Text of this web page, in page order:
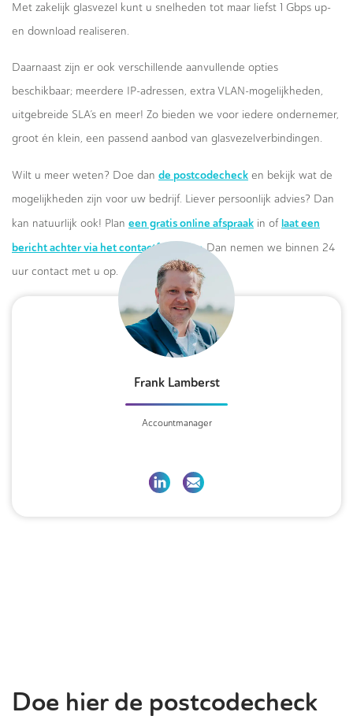
Met zakelijk glasvezel kunt u snelheden tot maar liefst 1 Gbps up-
en download realiseren.
Daarnaast zijn er ook verschillende aanvullende opties
beschikbaar; meerdere IP-adressen, extra VLAN-mogelijkheden,
uitgebreide SLA’s en meer! Zo bieden we voor iedere ondernemer,
groot én klein, een passend aanbod van glasvezelverbindingen.
Wilt u meer weten? Doe dan de postcodecheck en bekijk wat de
mogelijkheden zijn voor uw bedrijf. Liever persoonlijk advies? Dan
kan natuurlijk ook! Plan een gratis online afspraak in of laat een
bericht achter via het contactformulier.Dan nemen we binnen 24
uur contact met u op.
Frank Lamberst
Accountmanager
Doe hier de postcodecheck